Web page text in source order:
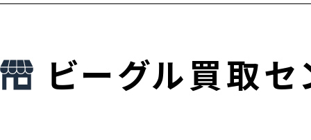
ビーグル買取セ